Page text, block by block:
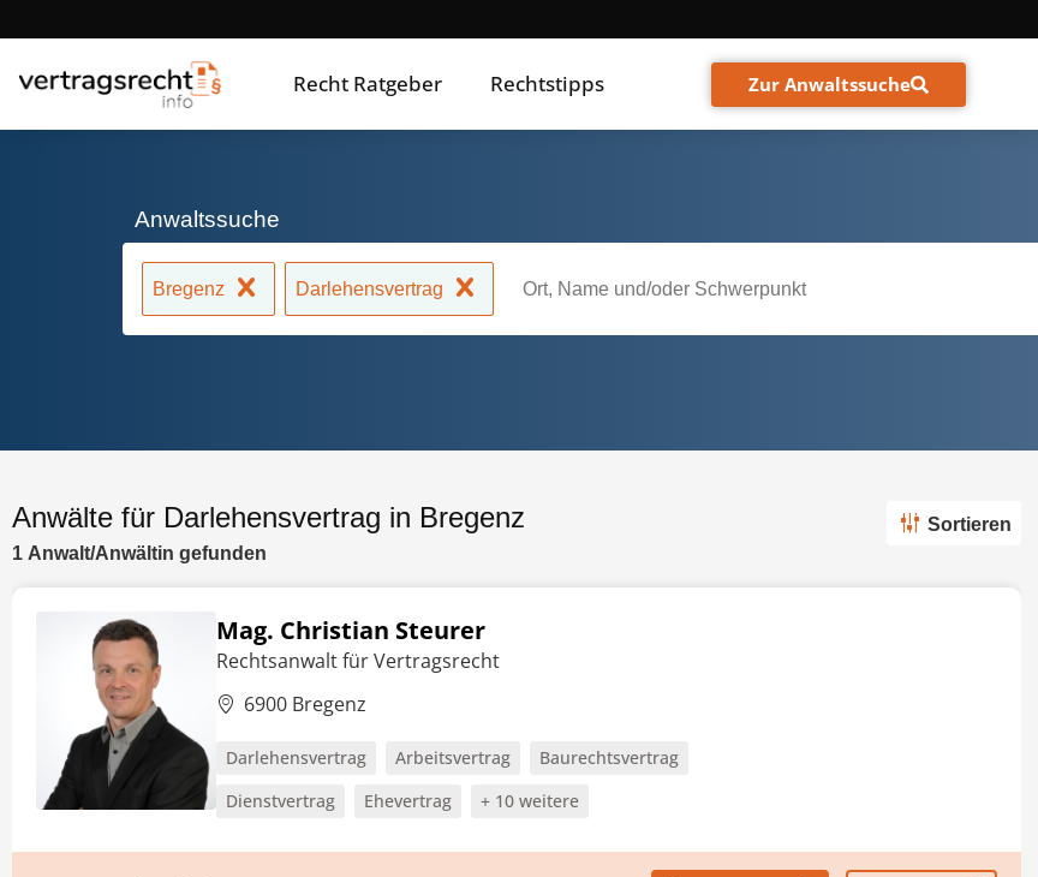
Recht Ratgeber Rechtstipps Zur Anwaltssuche
Anwaltssuche
Bregenz Darlehensvertrag
Anwälte für Darlehensvertrag in Bregenz
1 Anwalt/Anwältin gefunden
Sortieren
Mag. Christian Steurer
Rechtsanwalt für Vertragsrecht
6900 Bregenz
Darlehensvertrag Arbeitsvertrag
Baurechtsvertrag
Dienstvertrag
Ehevertrag + 10 weitere